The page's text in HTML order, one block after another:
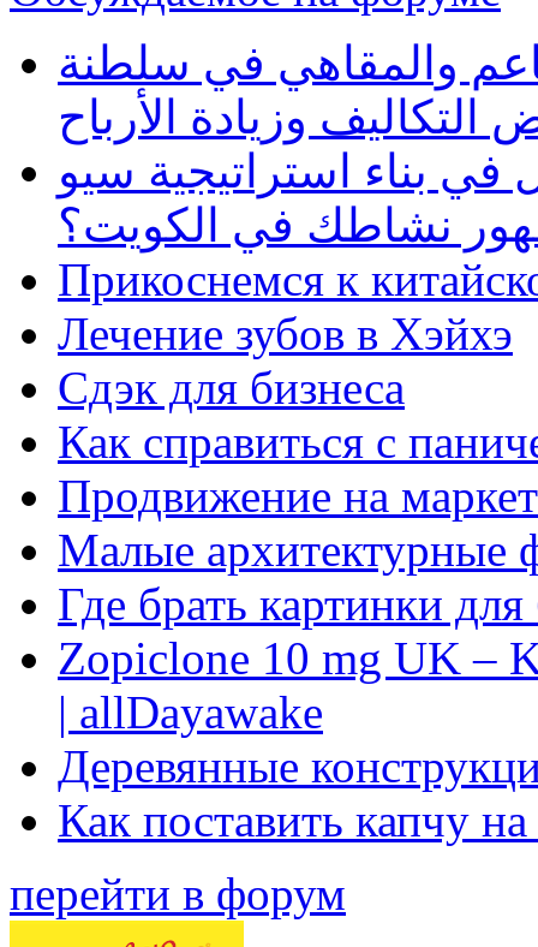
والمقاهي في سلطنة
وزيادة الأرباح
بناء استراتيجية سيو
نشاطك في الكويت؟
Прикоснемся к
Лечение зубов в Хэйхэ
Сдэк для бизнеса
Как справиться с
Продвижение на
Малые архитектурные
Где брать картинки
Zopiclone 10 mg UK –
| allDayawake
Деревянные
Как поставить капчу
перейти в форум